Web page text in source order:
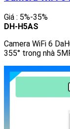
Giá : 5%-35%
DH-H5AS
Camera WiFi 6
355° trong nhà